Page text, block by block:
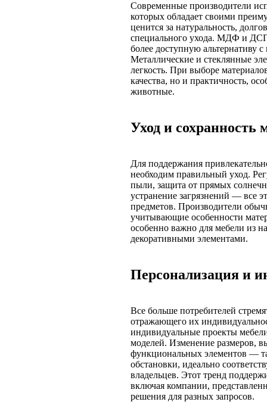
Современные производители
которых обладает своими
ценится за натуральность,
специального ухода. МДФ и
более доступную альтернативу
Металлические и стеклянные
легкость. При выборе
качества, но и практичность,
животные.
Уход и сохранность
Для поддержания
необходим правильный уход.
пыли, защита от прямых
устранение загрязнений — все
предметов. Производители
учитывающие особенности
особенно важно для мебели из
декоративными элементами.
Персонализация и
Все больше потребителей
отражающего их
индивидуальные проекты
моделей. Изменение размеров,
функциональных элементов —
обстановки, идеально
владельцев. Этот тренд
включая компании,
решения для разных запросов.